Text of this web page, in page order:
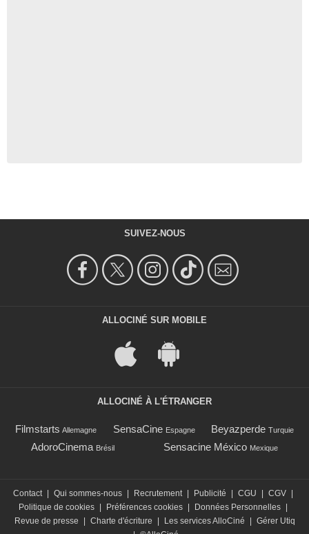
SUIVEZ-NOUS
ALLOCINÉ SUR MOBILE
ALLOCINÉ À L'ÉTRANGER
Filmstarts Allemagne SensaCine Espagne Beyazperde Turquie
AdoroCinema Brésil Sensacine México Mexique
Contact Qui sommes-nous Recrutement Publicité CGU CGV
Politique de cookies
Préférences cookies Données Personnelles
Revue de presse
Charte d'écriture Les services AlloCiné
Gérer Utiq